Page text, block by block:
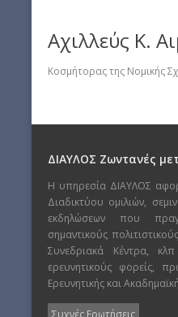
Αχιλλεύς Κ.
Κοσμήτορας της Νομικής
ΔΙΑΥΛΟΣ Ζωντανές
Η υπηρεσία ΔΙΑΥΛΟΣ
Διαδικτύου ομιλιών,
εκδηλώσεων που
σημαντικούς
Συνεδριακά Κέντρα,
ερευνητικούς φορείς,
Ερευνητικής και